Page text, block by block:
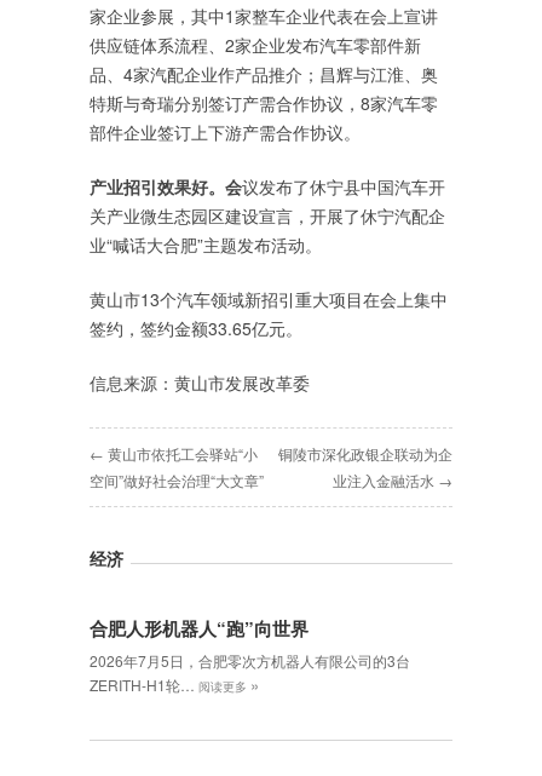
家企业参展，其中1家整车企业代表在会上宣讲
供应链体系流程、2家企业发布汽车零部件新
品、4家汽配企业作产品推介；昌辉与江淮、奥
特斯与奇瑞分别签订产需合作协议，8家汽车零
部件企业签订上下游产需合作协议。
产业招引效果好。会议发布了休宁县中国汽车开
关产业微生态园区建设宣言，开展了休宁汽配企
业“喊话大合肥”主题发布活动。
黄山市13个汽车领域新招引重大项目在会上集中
签约，签约金额33.65亿元。
信息来源：黄山市发展改革委
← 黄山市依托工会驿站“小
空间”做好社会治理“大文章”
铜陵市深化政银企联动为企
业注入金融活水 →
经济
合肥人形机器人“跑”向世界
2026年7月5日，合肥零次方机器人有限公司的3台
ZERITH-H1轮…
阅读更多 »